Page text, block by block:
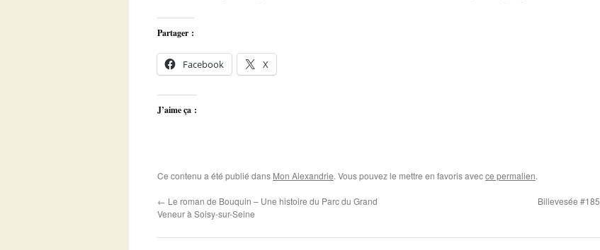
Partager :
Facebook X
J’aime ça :
Ce contenu a été publié dans Mon Alexandrie. Vous pouvez le mettre en favoris avecce permalien.
← Le roman de Bouquin – Une histoire du Parc du Grand
Veneur à Soisy-sur-Seine
Billevesée #185